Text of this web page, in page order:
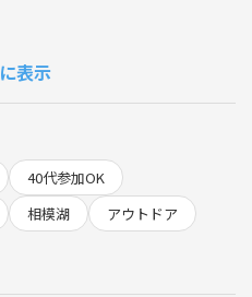
ます 15時半高
仲間たちが集まる、和気あいあい
も、お一人での参加も大歓迎！
思い出を作りましょう。参加者同
イベントを目指しています。
表示
40代参加OK
相模湖
アウトドア